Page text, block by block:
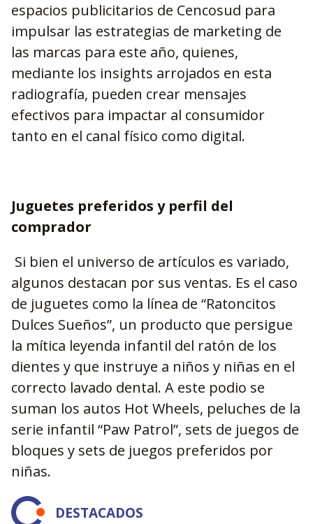
espacios publicitarios de Cencosud para
impulsar las estrategias de marketing de
las marcas para este año, quienes,
mediante los insights arrojados en esta
radiografía, pueden crear mensajes
efectivos para impactar al consumidor
tanto en el canal físico como digital.
Juguetes preferidos y perfil del
comprador
Si bien el universo de artículos es variado,
algunos destacan por sus ventas. Es el caso
de juguetes como la línea de “Ratoncitos
Dulces Sueños”, un producto que persigue
la mítica leyenda infantil del ratón de los
dientes y que instruye a niños y niñas en el
correcto lavado dental. A este podio se
suman los autos Hot Wheels, peluches de la
serie infantil “Paw Patrol”, sets de juegos de
bloques y sets de juegos preferidos por
niñas.
DESTACADOS